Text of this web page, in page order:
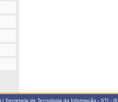
| Secretaria de Tecnologia da Informação - STI -